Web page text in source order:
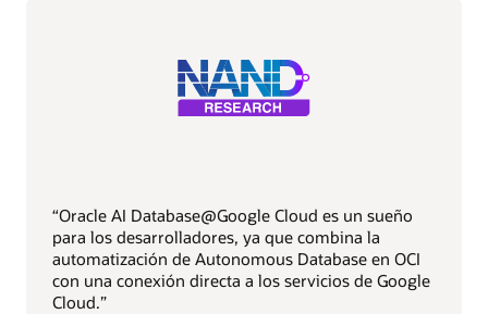
“Oracle AI Database@Google Cloud es un sueño
para los desarrolladores, ya que combina la
automatización de Autonomous Database en OCI
con una conexión directa a los servicios de Google
Cloud.”